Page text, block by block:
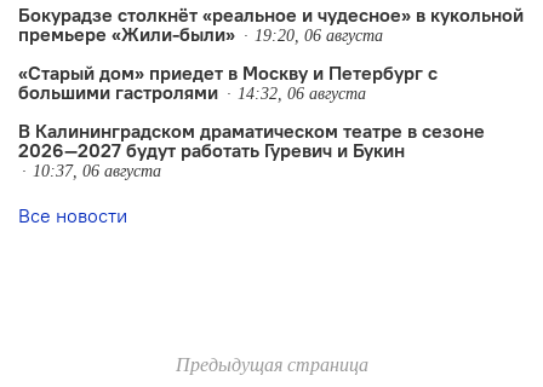
Бокурадзе столкнëт «реальное и чудесное» в кукольной
премьере «Жили-были»
19:20, 06 августа
«Старый дом» приедет в Москву и Петербург с
большими гастролями
14:32, 06 августа
В Калининградском драматическом театре в сезоне
2026—2027 будут работать Гуревич и Букин
10:37, 06 августа
Все новости
Предыдущая страница